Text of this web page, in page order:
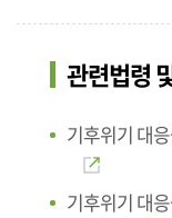
관련법령
기후위기 대
기후위기 대